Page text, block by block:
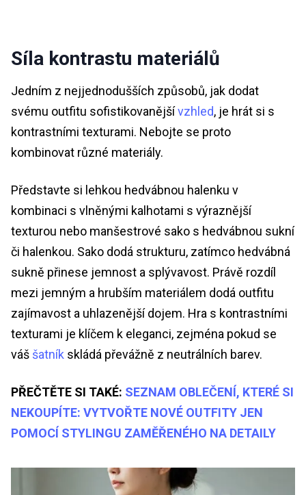
Síla kontrastu materiálů
Jedním z nejjednodušších způsobů, jak dodat
svému outfitu sofistikovanějšívzhled, je hrát si s
kontrastními texturami. Nebojte se proto
kombinovat různé materiály.
Představte si lehkou hedvábnou halenku v
kombinaci s vlněnými kalhotami s výraznější
texturou nebo manšestrové sako s hedvábnou sukní
či halenkou. Sako dodá strukturu, zatímco hedvábná
sukně přinese jemnost a splývavost. Právě rozdíl
mezi jemným a hrubším materiálem dodá outfitu
zajímavost a uhlazenější dojem. Hra s kontrastními
texturami je klíčem k eleganci, zejména pokud se
váš šatník skládá převážně z neutrálních barev.
PŘEČTĚTE SI TAKÉ: SEZNAM OBLEČENÍ, KTERÉ SI
NEKOUPÍTE: VYTVOŘTE NOVÉ OUTFITY JEN
POMOCÍ STYLINGU ZAMĚŘENÉHO NA DETAILY